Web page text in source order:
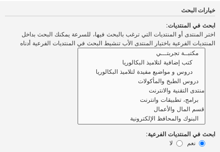
خيارات البحث
ابحث في المنتديات:
اختر المنتدى أو المنتديات التي ترغب بالبحث فيها، للسرعة يمكنك البحث بداخل
المنتديات الفرعية باختيار المنتدى الأب تنشيط البحث في المنتديات الفرعية أدناه
ابحث في المنتديات الفرعية:
نعم
لا